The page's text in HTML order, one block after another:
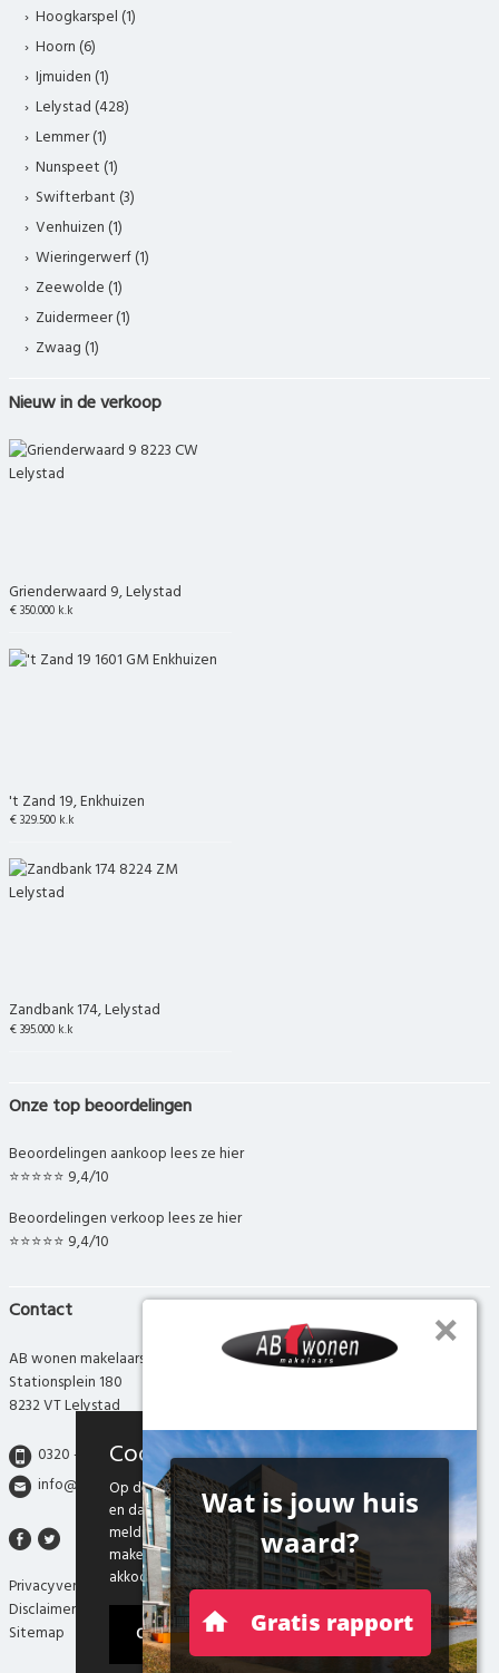
Hoogkarspel (1)
Hoorn (6)
Ijmuiden (1)
Lelystad (428)
Lemmer (1)
Nunspeet (1)
Swifterbant (3)
Venhuizen (1)
Wieringerwerf (1)
Zeewolde (1)
Zuidermeer (1)
Zwaag (1)
Nieuw in de verkoop
Grienderwaard 9, Lelystad
€ 350.000 k.k
't Zand 19, Enkhuizen
€ 329.500 k.k
Zandbank 174, Lelystad
€ 395.000 k.k
Onze top beoordelingen
Beoordelingen aankoop lees ze hier
⭐⭐⭐⭐⭐ 9,4/10
Beoordelingen verkoop lees ze hier
⭐⭐⭐⭐⭐ 9,4/10
Contact
AB wonen makelaars
Stationsplein 180
8232 VT Lelystad
0320 - 280 280
info@abwonen.nl
Privacyverklaring
Disclaimer
Sitemap
Cookies
Op deze website maken we gebruik van cookies
en daarmee vergelijkbare technieken. Door deze
melding te sluiten, of door gebruik te blijven
maken van onze website weten we dat je hiermee
akkoord gaat.
Ok